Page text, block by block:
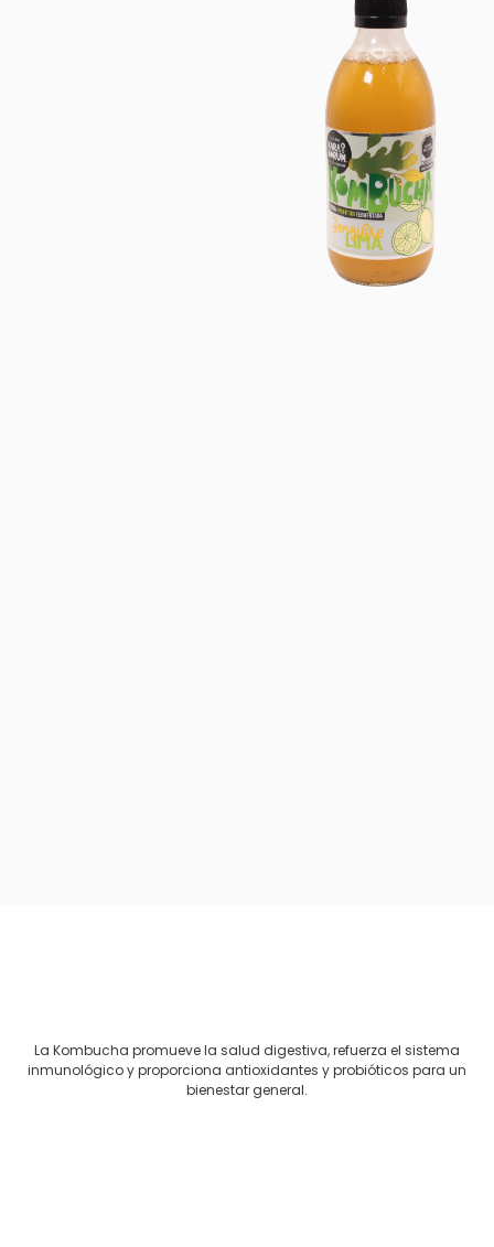
La Kombucha promueve la salud digestiva, refuerza el sistema
inmunológico y proporciona antioxidantes y probióticos para un
bienestar general.